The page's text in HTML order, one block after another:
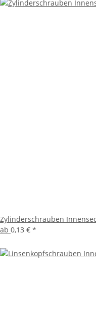
Zylinderschrauben
ab 0,13 € *